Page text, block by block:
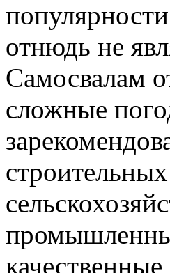
отнюдь не
Самосвалам
сложные